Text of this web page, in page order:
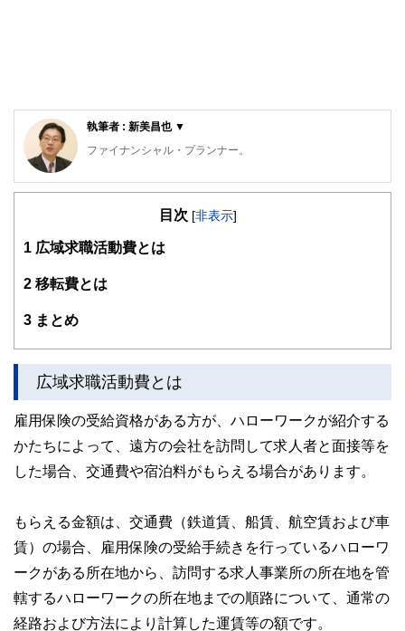
執筆者 : 新美昌也 ▼
ファイナンシャル・プランナー。
ライフプラン・キャッシュフロー分析に基づいた家計相談を
が多い。教育資金、住宅購入、年金、資産運用、保険、離婚
ている。教育資金をテーマにした講演は延べ800校以上の高
また、保険や介護のお金に詳しいファイナンシャル・プラン
目次 [非表示]
1 広域求職活動費とは
2 移転費とは
3 まとめ
広域求職活動費とは
雇用保険の受給資格がある方が、ハローワークが紹介する
かたちによって、遠方の会社を訪問して求人者と面接等を
した場合、交通費や宿泊料がもらえる場合があります。
もらえる金額は、交通費（鉄道賃、船賃、航空賃および車
賃）の場合、雇用保険の受給手続きを行っているハローワ
ークがある所在地から、訪問する求人事業所の所在地を管
轄するハローワークの所在地までの順路について、通常の
経路および方法により計算した運賃等の額です。